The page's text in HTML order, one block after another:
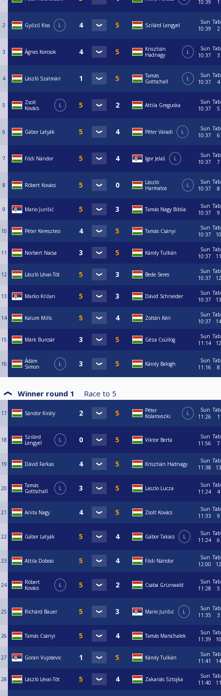
Egyéb rendelkezések:
dokumentum tartalmazza.
A versenykiírást a szervezők indoklás nélkül megváltoztathatják, vagy
10:39 1
2 Győző Kiss L Szilárd Lengyel
Sun
10:39
2
3 Ágnes Korcsok
Krisztián
Hadnagy
L
Sun
10:37
3
4 László Szatmári
Tamás
Gottschall
L
Sun
10:37
4
5
Zsolt
Kovács
L Attila Greguska
Sun
10:37
5
6 Gábor Latyák Péter Váradi L
Sun
10:37
6
7 Fődi Nándor Igor Jelaš L
Sun
10:37
7
8 Róbert Kovács
László
Harmatos
L
Sun
10:37
8
9 Mario Jurišić Tamás Nagy Biblia
Sun
10:37
9
10 Péter Keresztesi Tamás Csányi
Sun
10:37
10
11 Norbert Nacsa Károly Tulkán
Sun
10:37
11
12 László Lévai-Tót Bede Seres
Sun
10:37
12
13 Marko Križan Dávid Schneider
Sun
10:37
13
14 Kalum Mills Zoltán Kéri
Sun
10:37
14
15 Márk Burcsár Géza Csüllög
Sun
11:14
12
16
Ádám
Simon
L Károly Balogh
Sun
11:16
8
Winner round 1 Race to 5
17 Sándor Király
Péter
Kolarovszki
L
Sun
11:26
1
18
Szilárd
Lengyel
L Viktor Berta
Sun
11:56
7
19 Dávid Farkas Krisztián Hadnagy
Sun
11:38
13
20
Tamás
Gottschall
L Laszlo Lucza
Sun
11:24
4
21 Anita Nagy Zsolt Kovács
Sun
11:33
9
22 Gábor Latyák Gábor Takács L
Sun
11:24
6
23 Attila Dobosi Fődi Nándor
Sun
12:00
12
24
Róbert
Kovács
L Csaba Grünwald
Sun
11:28
5
25 Richárd Bauer Mario Jurišić L
Sun
11:35
3
26 Tamás Csányi Tamás Marschalek
Sun
11:39
10
27 Goran Vujosevic Károly Tulkán
Sun
11:41
14
28 László Lévai-Tót Zakariás Sztojka
Sun
11:40
11